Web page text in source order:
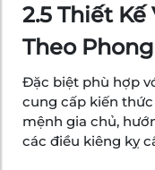
2.5 Thiết Kế
Theo
Đặc biệt phù hợp
cung cấp kiến
mệnh gia chủ,
các điều kiêng kỵ